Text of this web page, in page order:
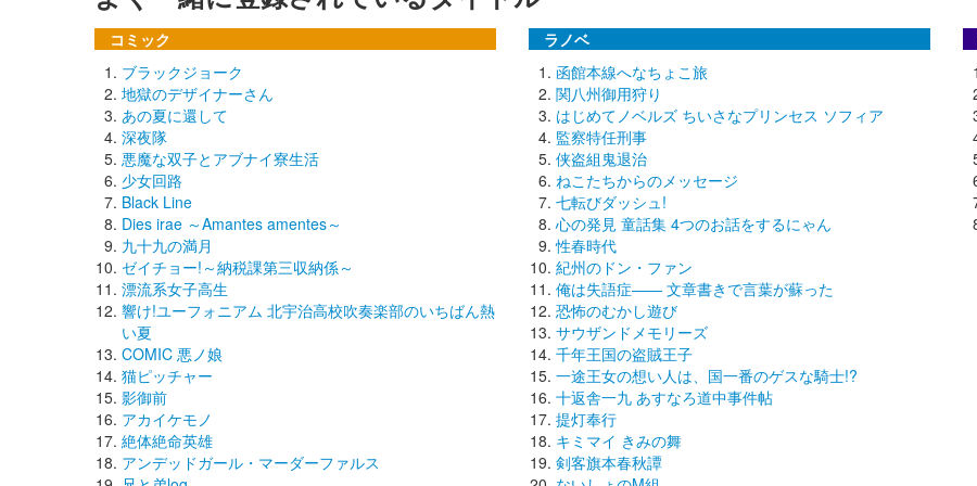
コミック
ブラックジョーク
地獄のデザイナーさん
あの夏に還して
深夜隊
悪魔な双子とアブナイ寮生活
少女回路
Black Line
Dies irae ～Amantes amentes～
九十九の満月
ゼイチョー!～納税課第三収納係～
漂流系女子高生
響け!ユーフォニアム 北宇治高校吹奏楽部のいちばん熱
い夏
COMIC 悪ノ娘
猫ピッチャー
影御前
アカイケモノ
絶体絶命英雄
アンデッドガール・マーダーファルス
ラノベ
函館本線へなちょこ旅
関八州御用狩り
はじめてノベルズ ちいさなプリンセス ソフィア
監察特任刑事
侠盗組鬼退治
ねこたちからのメッセージ
七転びダッシュ!
心の発見 童話集 4つのお話をするにゃん
性春時代
紀州のドン・ファン
俺は失語症―― 文章書きで言葉が蘇った
恐怖のむかし遊び
サウザンドメモリーズ
千年王国の盗賊王子
一途王女の想い人は、国一番のゲスな騎士!?
十返舎一九 あすなろ道中事件帖
提灯奉行
キミマイ きみの舞
剣客旗本春秋譚